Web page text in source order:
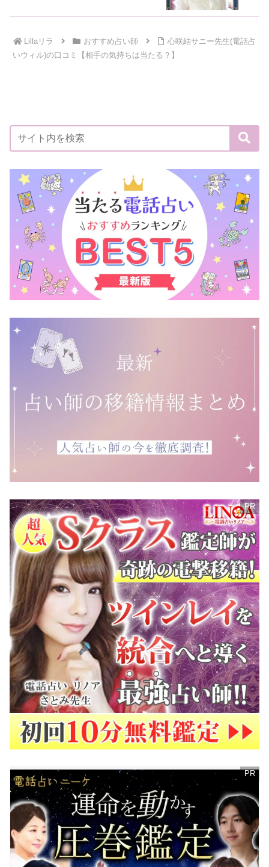
Lillaリラ おすすめ占い師
心咲結サニー先生(電話占
いウィル)の口コミ【相手の気持ちは当たる？】